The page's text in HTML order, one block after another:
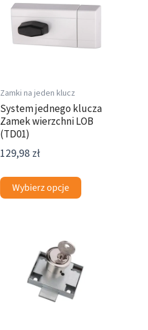
Zamki na jeden klucz
System jednego klucza
Zamek wierzchni LOB
(TD01)
129,98 zł
Wybierz opcje
ma
wiele
wariantów.
wybrać
na
stronie
produktu
wariantów.